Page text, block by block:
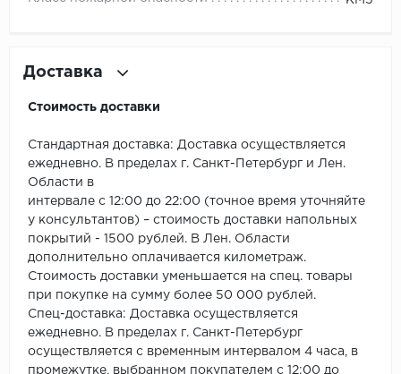
SPC Kronostep
SPC Promo
SPC Stronghold
TANTO
Доставка
Стоимость доставки
Стандартная доставка: Доставка осуществляется
ежедневно. В пределах г. Санкт-Петербург и Лен.
Области в
интервале с 12:00 до 22:00 (точное время уточняйте
у консультантов) – стоимость доставки напольных
покрытий - 1500 рублей. В Лен. Области
дополнительно оплачивается километраж.
Стоимость доставки уменьшается на спец. товары
при покупке на сумму более 50 000 рублей.
Спец-доставка: Доставка осуществляется
ежедневно. В пределах г. Санкт-Петербург
осуществляется с временным интервалом 4 часа, в
промежутке, выбранном покупателем с 12:00 до